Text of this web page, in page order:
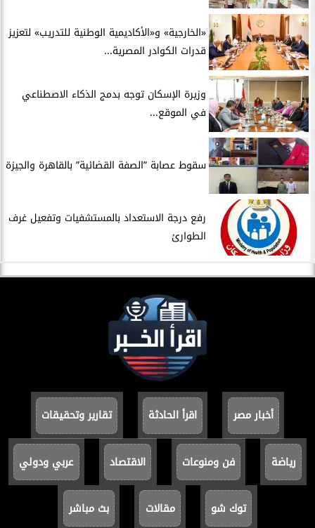
​«الخارجية» و«الأكاديمية الوطنية للتدريب» لتعزيز
قدرات الكوادر المصرية...
​وزيرة الإسكان توجه بدمج الذكاء الاصطناعي
في الموقع...
سقوط عصابة ”الصفة القضائية” بالقاهرة والجيزة
​رفع درجة الاستعداد بالمستشفيات وتفعيل غرف
الطوارئ
أخبار مصر اقرأ الحادثة تقارير وتحقيقات
رياضة فن ومنوعات الاقتصاد عربي ودولي
توك شو مقالات بث مباشر